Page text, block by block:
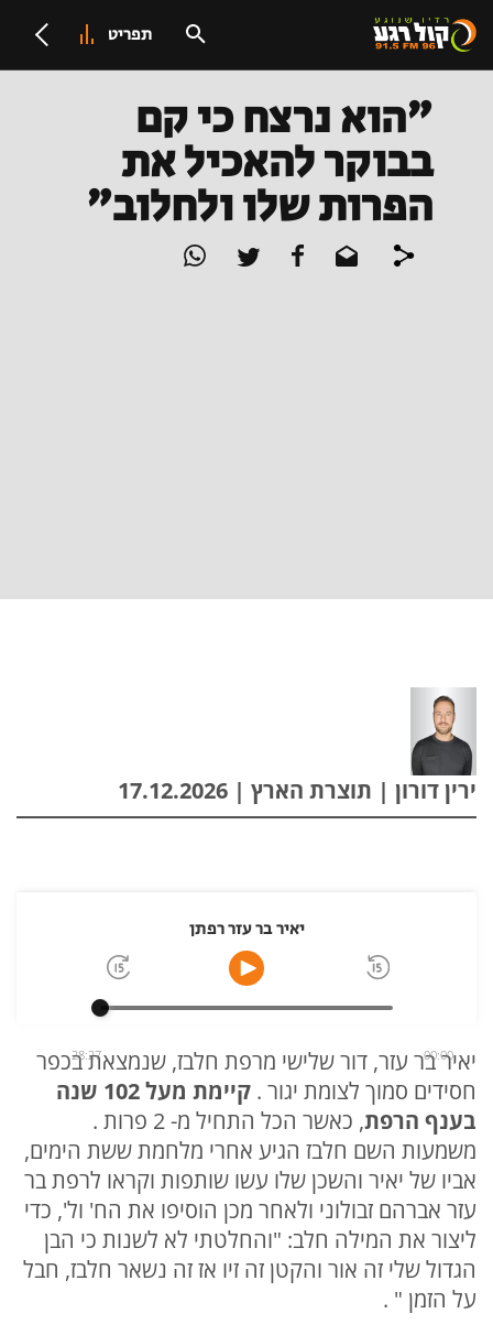
תפריט
"הוא נרצח כי קם
בבוקר להאכיל את
הפרות שלו ולחלוב"
ירין דורון | תוצרת הארץ | 17.12.2026
יאיר בר עזר רפתן
00:00
28:27
יאיר בר עזר, דור שלישי מרפת חלבז, שנמצאת בכפר
חסידים סמוך לצומת יגור .
קיימת מעל 102 שנה
בענף הרפת
, כאשר הכל התחיל מ- 2 פרות .
משמעות השם חלבז הגיע אחרי מלחמת ששת הימים,
אביו של יאיר והשכן שלו עשו שותפות וקראו לרפת בר
עזר אברהם זבולוני ולאחר מכן הוסיפו את הח' ול', כדי
ליצור את המילה חלב: "והחלטתי לא לשנות כי הבן
הגדול שלי זה אור והקטן זה זיו אז זה נשאר חלבז, חבל
על הזמן " .